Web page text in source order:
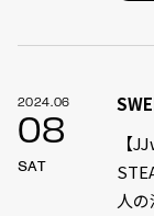
2024.06
08
SAT
【
人